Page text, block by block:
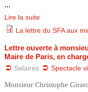
...
Lire la suite
l
e
t
La lettre du SFA aux
Lettre ouverte à
Maire de Paris, en
Salaires Spectacle
Monsieur Christophe